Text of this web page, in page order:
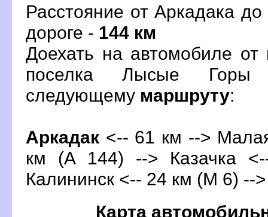
Расстояние от Аркадака
дороге - 144 км
Доехать на автомобиле от
поселка Лысые Горы
следующему маршруту:
Аркадак <-- 61 км -->
км (А 144) --> Казачка
Калининск <-- 24 км (М 6) --
Карта